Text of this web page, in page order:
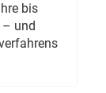
bis
und